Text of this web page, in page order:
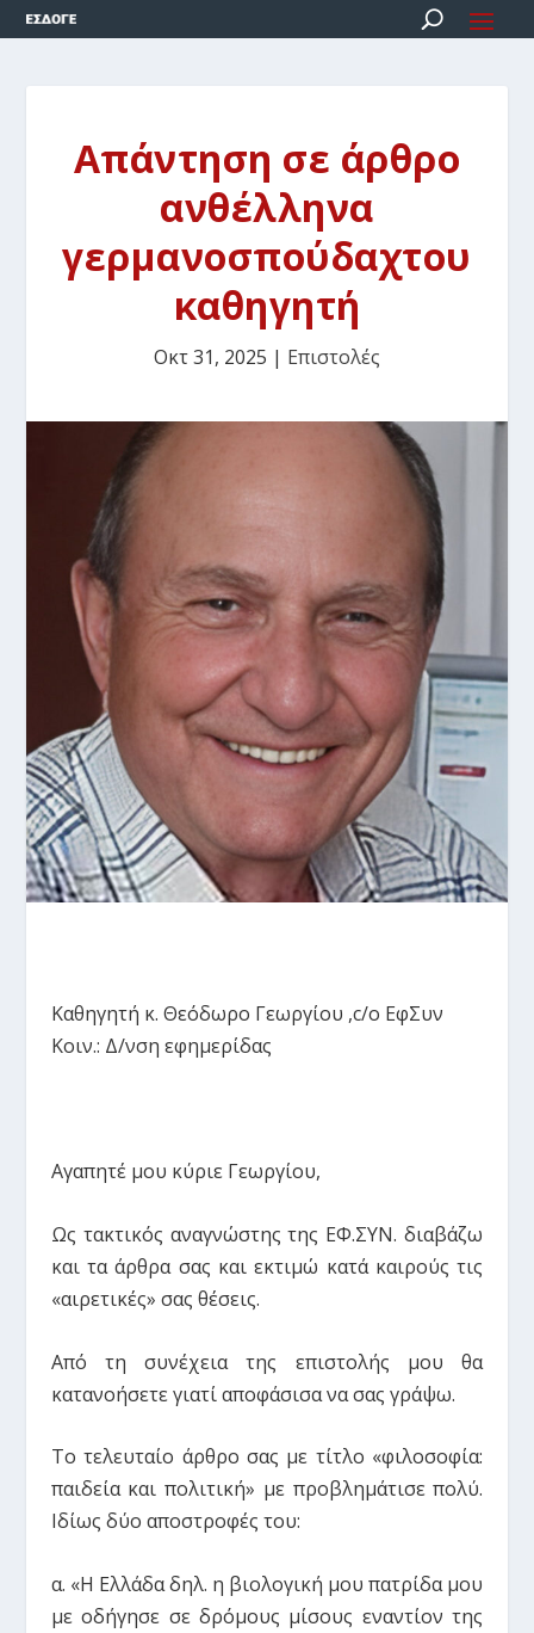
Απάντηση σε άρθρο
ανθέλληνα
γερμανοσπούδαχτου
καθηγητή
Οκτ 31, 2025 | Επιστολές
Καθηγητή κ. Θεόδωρο Γεωργίου ,c/o ΕφΣυν
Κοιν.: Δ/νση εφημερίδας
Αγαπητέ μου κύριε Γεωργίου,
Ως τακτικός αναγνώστης της ΕΦ.ΣΥΝ. διαβάζω
και τα άρθρα σας και εκτιμώ κατά καιρούς τις
«αιρετικές» σας θέσεις.
Από τη συνέχεια της επιστολής μου θα
κατανοήσετε γιατί αποφάσισα να σας γράψω.
Το τελευταίο άρθρο σας με τίτλο «φιλοσοφία:
παιδεία και πολιτική» με προβλημάτισε πολύ.
Ιδίως δύο αποστροφές του:
α. «Η Ελλάδα δηλ. η βιολογική μου πατρίδα μου
με οδήγησε σε δρόμους μίσους εναντίον της